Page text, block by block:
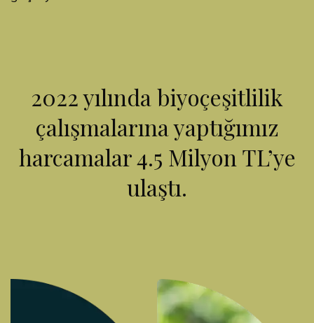
2022 yılında biyoçeşitlilik
çalışmalarına yaptığımız
harcamalar 4.5 Milyon TL’ye
ulaştı.